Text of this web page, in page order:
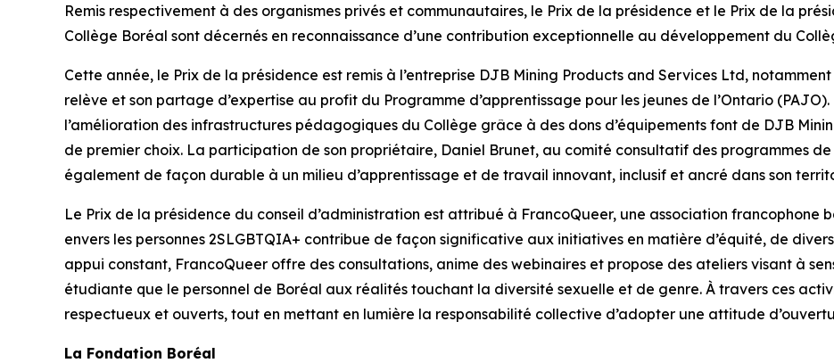
Remis respectivement à des organismes privés et communautaires, le Prix de la présidence et le Prix de la
Collège Boréal sont décernés en reconnaissance d’une contribution exceptionnelle au développement du
Cette année, le Prix de la présidence est remis à l’entreprise DJB Mining Products and Services Ltd,
relève et son partage d’expertise au profit du Programme d’apprentissage pour les jeunes de l’Ontario
l’amélioration des infrastructures pédagogiques du Collège grâce à des dons d’équipements font de DJB
de premier choix. La participation de son propriétaire, Daniel Brunet, au comité consultatif des programmes
également de façon durable à un milieu d’apprentissage et de travail innovant, inclusif et ancré dans son
Le Prix de la présidence du conseil d’administration est attribué à FrancoQueer, une association francophone
envers les personnes 2SLGBTQIA+ contribue de façon significative aux initiatives en matière d’équité, de
appui constant, FrancoQueer offre des consultations, anime des webinaires et propose des ateliers visant à
étudiante que le personnel de Boréal aux réalités touchant la diversité sexuelle et de genre. À travers ces
respectueux et ouverts, tout en mettant en lumière la responsabilité collective d’adopter une attitude
La Fondation Boréal